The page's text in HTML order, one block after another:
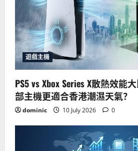
遊戲主機
PS5 vs Xbox Series X散熱效能
部主機更適合香港潮濕天氣？
dominic 10 July 2026 0